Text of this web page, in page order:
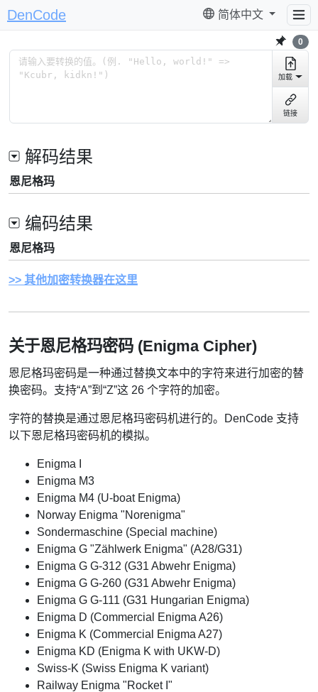
DenCode 简体中文
0
加载
链接
解码结果
恩尼格玛
编码结果
恩尼格玛
其他加密转换器在这里
关于恩尼格玛密码 (Enigma Cipher)
恩尼格玛密码是一种通过替换文本中的字符来进行加密的替
换密码。支持“A”到“Z”这 26 个字符的加密。
字符的替换是通过恩尼格玛密码机进行的。DenCode 支持
以下恩尼格玛密码机的模拟。
Enigma I
Enigma M3
Enigma M4 (U-boat Enigma)
Norway Enigma "Norenigma"
Sondermaschine (Special machine)
Enigma G "Zählwerk Enigma" (A28/G31)
Enigma G G-312 (G31 Abwehr Enigma)
Enigma G G-260 (G31 Abwehr Enigma)
Enigma G G-111 (G31 Hungarian Enigma)
Enigma D (Commercial Enigma A26)
Enigma K (Commercial Enigma A27)
Enigma KD (Enigma K with UKW-D)
Swiss-K (Swiss Enigma K variant)
Railway Enigma "Rocket I"